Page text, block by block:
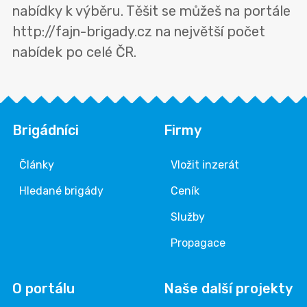
nabídky k výběru. Těšit se můžeš na portále
http://fajn-brigady.cz na největší počet
nabídek po celé ČR.
Brigádníci
Články
Hledané brigády
Firmy
Vložit inzerát
Ceník
Služby
Propagace
O portálu Naše další projekty